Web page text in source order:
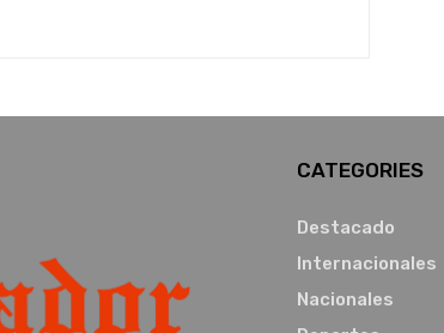
CATEGORIES
Destacado
Internacionales
Nacionales